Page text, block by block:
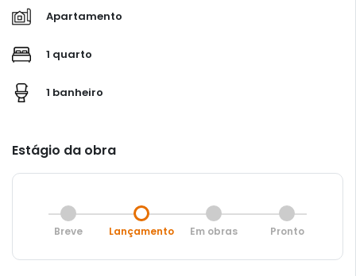
Apartamento
1 quarto
1 banheiro
Estágio da obra
Breve Lançamento Em obras Pronto